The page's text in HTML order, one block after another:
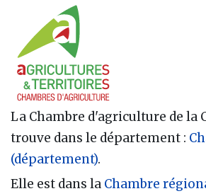
navigation
La Chambre d'agriculture de la
trouve dans le département :
(département).
Elle est dans la Chambre